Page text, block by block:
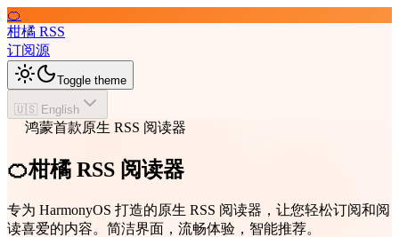
🍊
柑橘 RSS
订阅源
Toggle theme
🇺🇸 English
鸿蒙首款原生 RSS 阅读器
🍊柑橘 RSS 阅读器
专为 HarmonyOS 打造的原生 RSS 阅读器，让您轻松订阅和阅
读喜爱的内容。简洁界面，流畅体验，智能推荐。